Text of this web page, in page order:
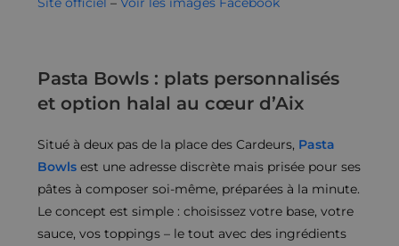
Pasta Bowls : plats personnalisés
et option halal au cœur d’Aix
Situé à deux pas de la place des Cardeurs, Pasta
Bowls est une adresse discrète mais prisée pour ses
pâtes à composer soi-même, préparées à la minute.
Le concept est simple : choisissez votre base, votre
sauce, vos toppings – le tout avec des ingrédients